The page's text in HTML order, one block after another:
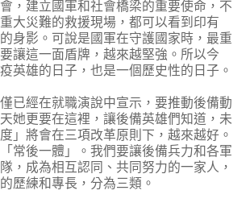
，建立國軍和社會橋梁的重要使命，不
大災難的救援現場，都可以看到印有
的身影。可說是國軍在守護國家時，最重
讓這一面盾牌，越來越堅強。所以今
英雄的日子，也是一個歷史性的日子。
已經在就職演說中宣示，要推動後備動
她更要在這裡，讓後備英雄們知道，未
」將會在三項改革原則下，越來越好。
常後一體」。我們要讓後備兵力和各軍
，成為相互認同、共同努力的一家人，
歷練和專長，分為三類。